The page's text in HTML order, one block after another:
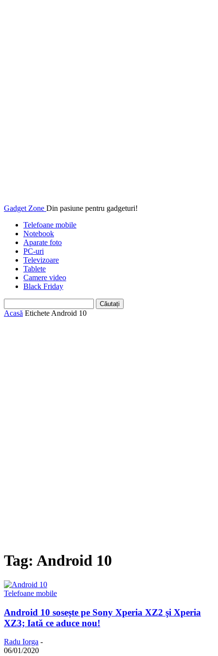
Gadget Zone Din pasiune pentru gadgeturi!
Telefoane mobile
Notebook
Aparate foto
PC-uri
Televizoare
Tablete
Camere video
Black Friday
Acasă Etichete Android 10
Tag: Android 10
Telefoane mobile
Android 10 soseşte pe Sony Xperia XZ2 şi Xperia
XZ3; Iată ce aduce nou!
Radu Iorga -
06/01/2020